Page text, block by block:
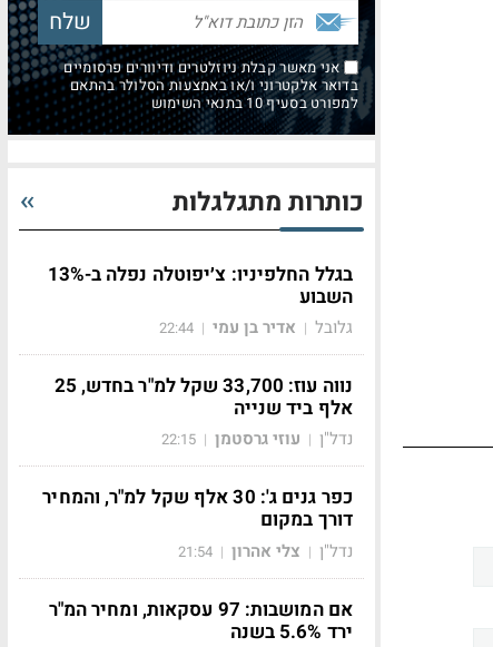
אני מאשר קבלת ניוזלטרים ודיוורים פרסומיים
בדואר אלקטרוני ו/או באמצעות הסלולר בהתאם
למפורט בסעיף 10 בתנאי השימוש
כותרות מתגלגלות
בגלל החלפיניו: צ׳יפוטלה נפלה ב-13%
השבוע
גלובל | אדיר בן עמי |
22:44
נווה עוז: 33,700 שקל למ"ר בחדש, 25
אלף ביד שנייה
נדל"ן | עוזי גרסטמן |
22:15
כפר גנים ג': 30 אלף שקל למ"ר, והמחיר
דורך במקום
נדל"ן | צלי אהרון |
21:54
אם המושבות: 97 עסקאות, ומחיר המ"ר
ירד 5.6% בשנה